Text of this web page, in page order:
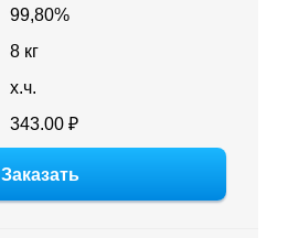
99,80%
8 кг
х.ч.
343.00 ₽
Заказать